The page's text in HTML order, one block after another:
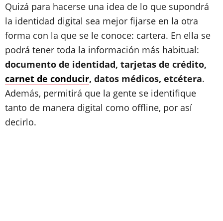
Quizá para hacerse una idea de lo que supondrá
la identidad digital sea mejor fijarse en la otra
forma con la que se le conoce: cartera. En ella se
podrá tener toda la información más habitual:
documento de identidad, tarjetas de crédito,
carnet de conducir, datos médicos, etcétera.
Además, permitirá que la gente se identifique
tanto de manera digital como offline, por así
decirlo.